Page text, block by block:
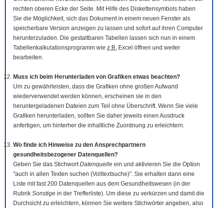
rechten oberen Ecke der Seite. Mit Hilfe des Diskettensymbols haben
Sie die Möglichkeit, sich das Dokument in einem neuen Fenster als
speicherbare Version anzeigen zu lassen und sofort auf ihren Computer
herunterzuladen. Die gestaltbaren Tabellen lassen sich nun in einem
Tabellenkalkulationsprogramm wie z.B. Excel öffnen und weiter
bearbeiten.
Muss ich beim Herunterladen von Grafiken etwas beachten?
Um zu gewährleisten, dass die Grafiken ohne großen Aufwand
wiederverwendet werden können, erscheinen sie in den
heruntergeladenen Dateien zum Teil ohne Überschrift. Wenn Sie viele
Grafiken herunterladen, sollten Sie daher jeweils einen Ausdruck
anfertigen, um hinterher die inhaltliche Zuordnung zu erleichtern.
Wo finde ich Hinweise zu den Ansprechpartnern
gesundheitsbezogener Datenquellen?
Geben Sie das StichwortDatenquelle ein und aktivieren Sie die Option
"auch in allen Texten suchen (Volltextsuche)". Sie erhalten dann eine
Liste mit fast 200 Datenquellen aus dem Gesundheitswesen (in der
Rubrik Sonstige in der Trefferliste). Um diese zu verkürzen und damit die
Durchsicht zu erleichtern, können Sie weitere Stichwörter angeben, also